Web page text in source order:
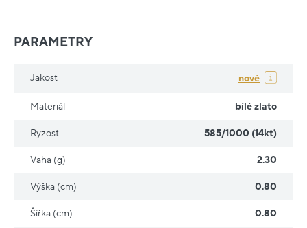
PARAMETRY
Jakost nové
Materiál bílé zlato
Ryzost 585/1000 (14kt)
Vaha (g) 2.30
Výška (cm) 0.80
Šířka (cm) 0.80